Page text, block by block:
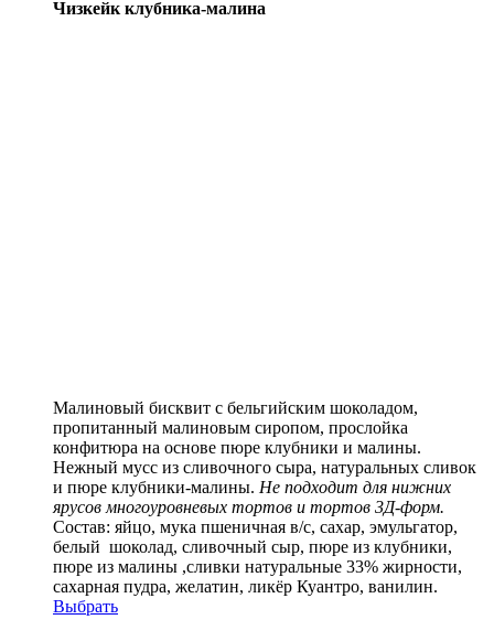
Чизкейк клубника-малина
Малиновый бисквит с бельгийским шоколадом,
пропитанный малиновым сиропом, прослойка
конфитюра на основе пюре клубники и малины.
Нежный мусс из сливочного сыра, натуральных сливок
и пюре клубники-малины. Не подходит для нижних
ярусов многоуровневых тортов и тортов 3Д-форм.
Состав: яйцо, мука пшеничная в/с, сахар, эмульгатор,
белый шоколад, сливочный сыр, пюре из клубники,
пюре из малины ,сливки натуральные 33% жирности,
сахарная пудра, желатин, ликёр Куантро, ванилин.
Выбрать